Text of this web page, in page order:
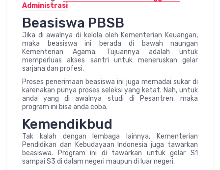
Administrasi
Beasiswa PBSB
Jika di awalnya di kelola oleh Kementerian Keuangan,
maka beasiswa ini berada di bawah naungan
Kementerian Agama. Tujuannya adalah untuk
memperluas akses santri untuk meneruskan gelar
sarjana dan profesi.
Proses penerimaan beasiswa ini juga memadai sukar di
karenakan punya proses seleksi yang ketat. Nah, untuk
anda yang di awalnya studi di Pesantren, maka
program ini bisa anda coba.
Kemendikbud
Tak kalah dengan lembaga lainnya, Kementerian
Pendidikan dan Kebudayaan Indonesia juga tawarkan
beasiswa. Program ini di tawarkan untuk gelar S1
sampai S3 di dalam negeri maupun di luar negeri.